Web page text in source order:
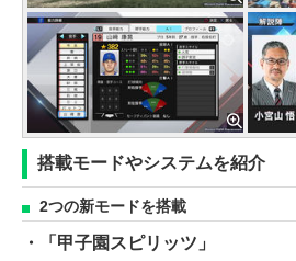
搭載モードやシステムを紹介
2つの新モードを搭載
・「甲子園スピリッツ」